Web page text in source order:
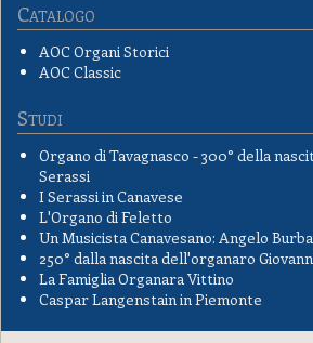
Catalogo
AOC Organi Storici
AOC Classic
Studi
Organo di Tavagnasco - 300° della
Serassi
I Serassi in Canavese
L'Organo di Feletto
Un Musicista Canavesano: Angelo
250° dalla nascita dell'organaro
La Famiglia Organara Vittino
Caspar Langenstain in Piemonte